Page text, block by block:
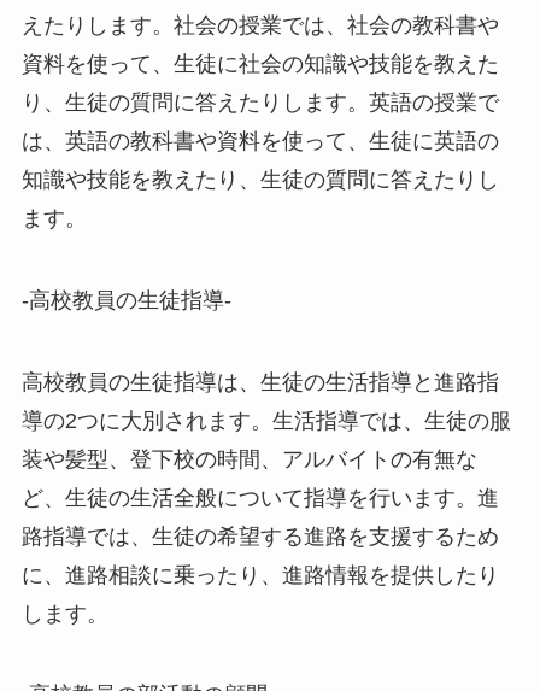
えたりします。社会の授業では、社会の教科書や
資料を使って、生徒に社会の知識や技能を教えた
り、生徒の質問に答えたりします。英語の授業で
は、英語の教科書や資料を使って、生徒に英語の
知識や技能を教えたり、生徒の質問に答えたりし
ます。
-高校教員の生徒指導-
高校教員の生徒指導は、生徒の生活指導と進路指
導の2つに大別されます。生活指導では、生徒の服
装や髪型、登下校の時間、アルバイトの有無な
ど、生徒の生活全般について指導を行います。進
路指導では、生徒の希望する進路を支援するため
に、進路相談に乗ったり、進路情報を提供したり
します。